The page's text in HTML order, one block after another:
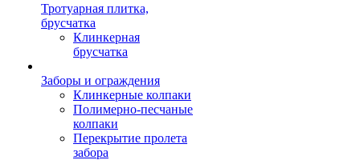
Тротуарная плитка,
брусчатка
Клинкерная
брусчатка
Заборы и ограждения
Клинкерные колпаки
Полимерно-песчаные
колпаки
Перекрытие пролета
забора